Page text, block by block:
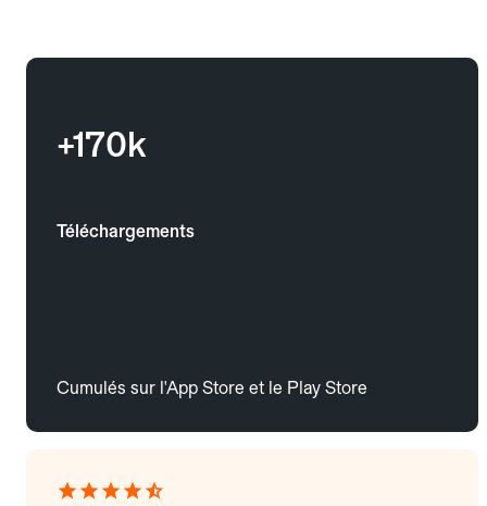
+170k
Téléchargements
Cumulés sur l'App Store et le Play Store